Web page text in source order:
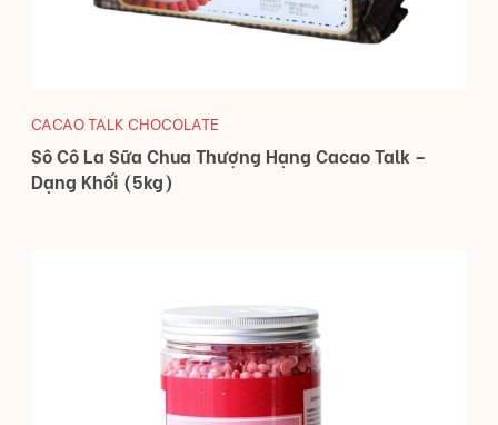
CACAO TALK CHOCOLATE
Sô Cô La Sữa Chua Thượng Hạng Cacao Talk –
Dạng Khối (5kg)